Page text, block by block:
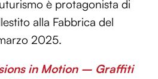
è protagonista di
alla Fabbrica del
2025.
in Motion – Graffiti